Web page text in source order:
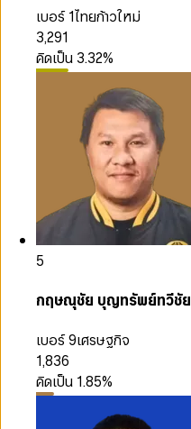
เบอร์ 1ไทยก้าวใหม่
3,291
คิดเป็น 3.32%
5
กฤษณุชัย บุญทรัพย์ทวีชัย
เบอร์ 9เศรษฐกิจ
1,836
คิดเป็น 1.85%